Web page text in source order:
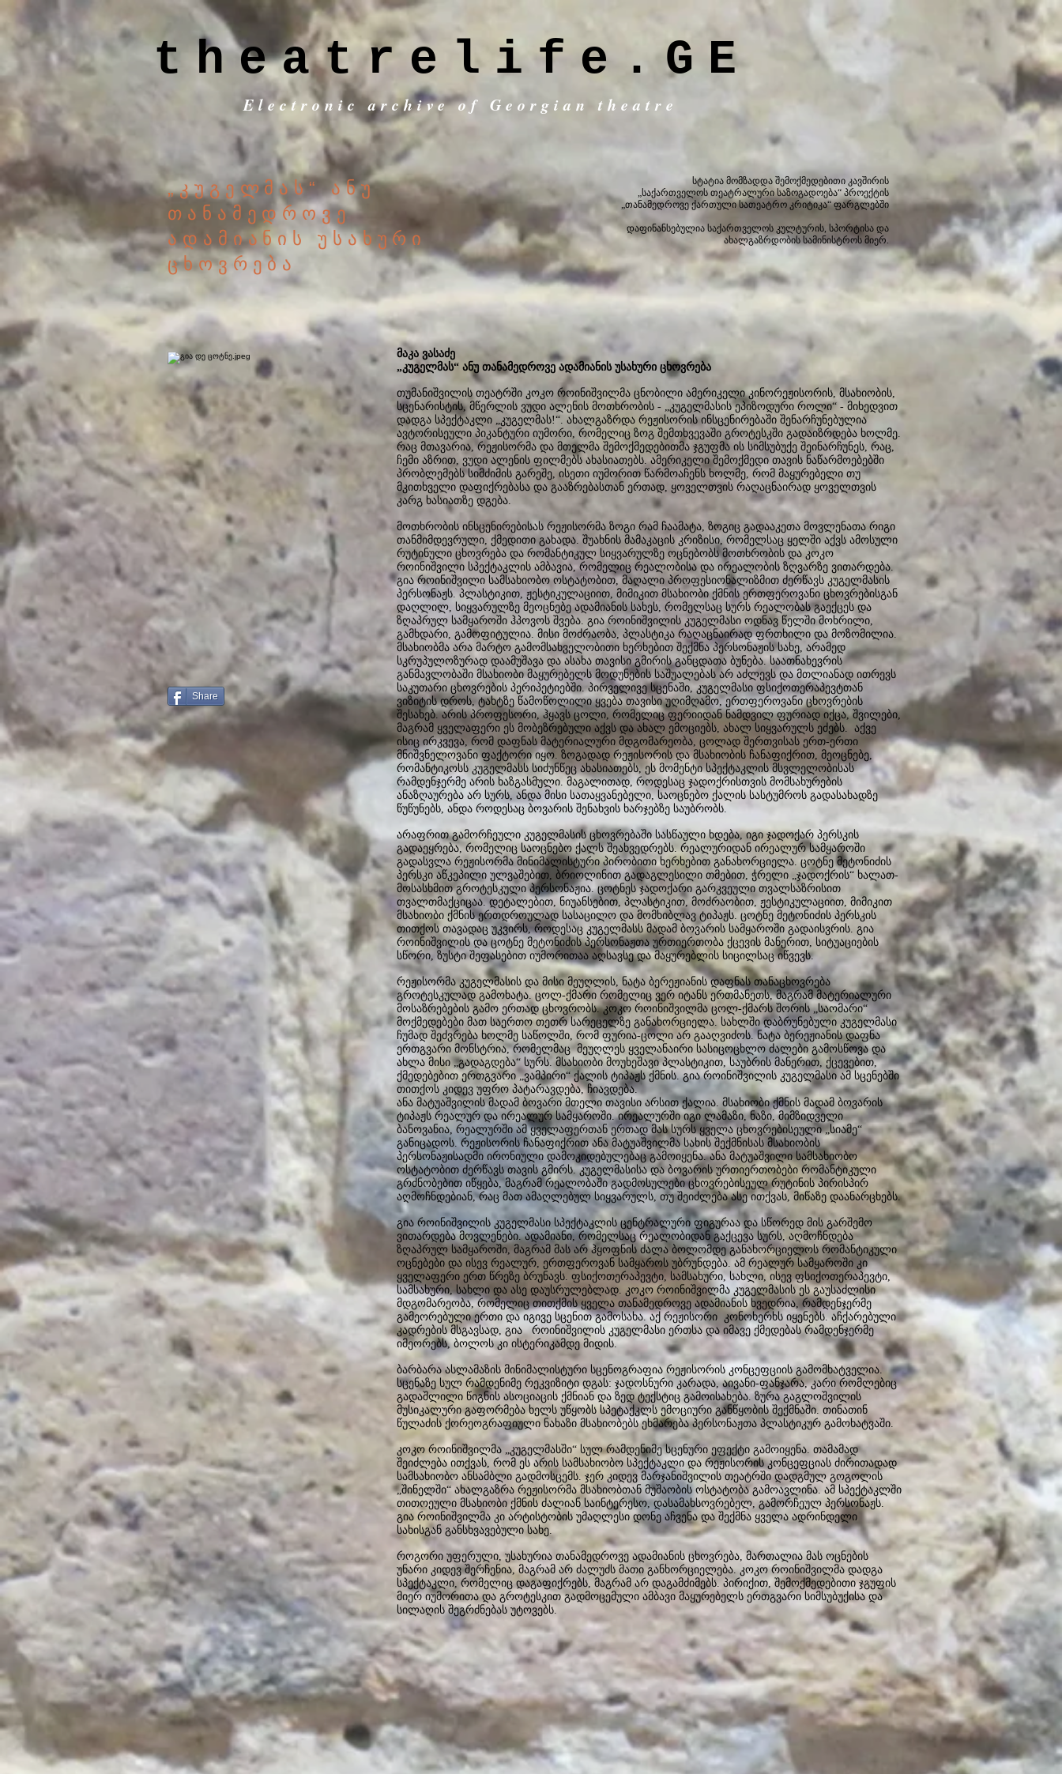
theatrelife.GE
Electronic archive of Georgian theatre
„კუგელმას“ ანუ
თანამედროვე
ადამიანის უსახური
ცხოვრება
სტატია მომზადდა შემოქმედებითი კავშირის
„საქართველოს თეატრალური საზოგადოება“ პროექტის
„თანამედროვე ქართული სათეატრო კრიტიკა“ ფარგლებში
დაფინანსებულია საქართველოს კულტურის, სპორტისა და
ახალგაზრდობის სამინისტროს მიერ.
Share
მაკა ვასაძე
„კუგელმას“ ანუ თანამედროვე ადამიანის უსახური ცხოვრება
თუმანიშვილის თეატრში კოკო როინიშვილმა ცნობილი ამერიკელი კინორეჟისორის, მსახიობის,
სცენარისტის, მწერლის ვუდი ალენის მოთხრობის - „კუგელმასის ეპიზოდური როლი“ - მიხედვით
დადგა სპექტაკლი „კუგელმას!“. ახალგაზრდა რეჟისორის ინსცენირებაში შენარჩუნებულია
ავტორისეული პიკანტური იუმორი, რომელიც ზოგ შემთხვევაში გროტესკში გადაიზრდება ხოლმე.
რაც მთავარია, რეჟისორმა და მთელმა შემოქმედებითმა ჯგუფმა ის სიმსუბუქე შეინარჩუნეს, რაც,
ჩემი აზრით, ვუდი ალენის ფილმებს ახასიათებს. ამერიკელი შემოქმედი თავის ნაწარმოებებში
პრობლემებს სიმძიმის გარეშე, ისეთი იუმორით წარმოაჩენს ხოლმე, რომ მაყურებელი თუ
მკითხველი დაფიქრებასა და გააზრებასთან ერთად, ყოველთვის რაღაცნაირად ყოველთვის
კარგ ხასიათზე დგება.
მოთხრობის ინსცენირებისას რეჟისორმა ზოგი რამ ჩაამატა, ზოგიც გადააკეთა მოვლენათა რიგი
თანმიმდევრული, ქმედითი გახადა. შუახნის მამაკაცის კრიზისი, რომელსაც ყელში აქვს ამოსული
რუტინული ცხოვრება და რომანტიკულ სიყვარულზე ოცნებობს მოთხრობის და კოკო
როინიშვილი სპექტაკლის ამბავია, რომელიც რეალობისა და ირეალობის ზღვარზე ვითარდება.
გია როინიშვილი სამსახიობო ოსტატობით, მაღალი პროფესიონალიზმით ძერწავს კუგელმასის
პერსონაჟს. პლასტიკით, ჟესტიკულაციით, მიმიკით მსახიობი ქმნის ერთფეროვანი ცხოვრებისგან
დაღლილ, სიყვარულზე მეოცნებე ადამიანის სახეს, რომელსაც სურს რეალობას გაექცეს და
ზღაპრულ სამყაროში ჰპოვოს შვება. გია როინიშვილის კუგელმასი ოდნავ წელში მოხრილი,
გამხდარი, გამოფიტულია. მისი მოძრაობა, პლასტიკა რაღაცნაირად ფრთხილი და მოზომილია.
მსახიობმა არა მარტო გამომსახველობითი ხერხებით შექმნა პერსონაჟის სახე, არამედ
სკრუპულოზურად დაამუშავა და ასახა თავისი გმირის განცდათა ბუნება. საათნახევრის
განმავლობაში მსახიობი მაყურებელს მოდუნების საშუალებას არ აძლევს და მთლიანად ითრევს
საკუთარი ცხოვრების პერიპეტიებში. პირველივე სცენაში, კუგელმასი ფსიქოთერაპევტთან
ვიზიტის დროს, ტახტზე წამოწოლილი ყვება თავისი უღიმღამო, ერთფეროვანი ცხოვრების
შესახებ. არის პროფესორი, ჰყავს ცოლი, რომელიც ფერიიდან ნამდვილ ფურიად იქცა, შვილები,
მაგრამ ყველაფერი ეს მობეზრებული აქვს და ახალ ემოციებს, ახალ სიყვარულს ეძებს. აქვე
ისიც ირკვევა, რომ დაფნას მატერიალური მდგომარეობა, ცოლად შერთვისას ერთ-ერთი
მნიშვნელოვანი ფაქტორი იყო. ზოგადად რეჟისორის და მსახიობის ჩანაფიქრით, მეოცნებე,
რომანტიკოსს კუგელმასს სიძუნწეც ახასიათებს, ეს მომენტი სპექტაკლის მსვლელობისას
რამდენჯერმე არის ხაზგასმული. მაგალითად, როდესაც ჯადოქრისთვის მომსახურების
ანაზღაურება არ სურს, ანდა მისი სათაყვანებელი, საოცნებო ქალის სასტუმროს გადასახადზე
წუწუნებს, ანდა როდესაც ბოვარის შენახვის ხარჯებზე საუბრობს.
არაფრით გამორჩეული კუგელმასის ცხოვრებაში სასწაული ხდება, იგი ჯადოქარ პერსკის
გადაეყრება, რომელიც საოცნებო ქალს შეახვედრებს. რეალურიდან ირეალურ სამყაროში
გადასვლა რეჟისორმა მინიმალისტური პირობითი ხერხებით განახორციელა. ცოტნე მეტონიძის
პერსკი აწკეპილი ულვაშებით, ბრიოლინით გადაგლესილი თმებით, ჭრელი „ჯადოქრის“ ხალათ-
მოსასხმით გროტესკული პერსონაჟია. ცოტნეს ჯადოქარი გარკვეული თვალსაზრისით
თვალთმაქციცაა. დეტალებით, ნიუანსებით, პლასტიკით, მოძრაობით, ჟესტიკულაციით, მიმიკით
მსახიობი ქმნის ერთდროულად სასაცილო და მომხიბლავ ტიპაჟს. ცოტნე მეტონიძის პერსკის
თითქოს თავადაც უკვირს, როდესაც კუგელმასს მადამ ბოვარის სამყაროში გადაისვრის. გია
როინიშვილის და ცოტნე მეტონიძის პერსონაჟთა ურთიერთობა ქცევის მანერით, სიტუაციების
სწორი, ზუსტი შეფასებით იუმორითაა აღსავსე და მაყურებლის სიცილსაც იწვევს.
რეჟისორმა კუგელმასის და მისი მეუღლის, ნატა ბერეჟიანის დაფნას თანაცხოვრება
გროტესკულად გამოხატა. ცოლ-ქმარი რომელიც ვერ იტანს ერთმანეთს, მაგრამ მატერიალური
მოსაზრებების გამო ერთად ცხოვრობს. კოკო როინიშვილმა ცოლ-ქმარს შორის „საომარი“
მოქმედებები მათ საერთო თეთრ სარეცელზე განახორციელა. სახლში დაბრუნებული კუგელმასი
ჩუმად შეძვრება ხოლმე საწოლში, რომ ფურია-ცოლი არ გააღვიძოს. ნატა ბერეჟიანის დაფნა
ერთგვარი მონსტრია, რომელმაც მეუღლეს ყველანაირი სასიცოცხლო ძალები გამოსწოვა და
ახლა მისი „გადაგდება“ სურს. მსახიობი მოუხეშავი პლასტიკით, საუბრის მანერით, ქცევებით,
ქმედებებით ერთგვარი „ვამპირი“ ქალის ტიპაჟს ქმნის. გია როინიშვილის კუგელმასი ამ სცენებში
თითქოს კიდევ უფრო პატარავდება, ჩიავდება.
ანა მატუაშვილის მადამ ბოვარი მთელი თავისი არსით ქალია. მსახიობი ქმნის მადამ ბოვარის
ტიპაჟს რეალურ და ირეალურ სამყაროში. ირეალურში იგი ლამაზი, ნაზი, მიმზიდველი
ბანოვანია, რეალურში ამ ყველაფერთან ერთად მას სურს ყველა ცხოვრებისეული „სიამე“
განიცადოს. რეჟისორის ჩანაფიქრით ანა მატუაშვილმა სახის შექმნისას მსახიობის
პერსონაჟისადმი ირონიული დამოკიდებულებაც გამოიყენა. ანა მატუაშვილი სამსახიობო
ოსტატობით ძერწავს თავის გმირს. კუგელმასისა და ბოვარის ურთიერთობები რომანტიკული
გრძნობებით იწყება, მაგრამ რეალობაში გადმოსულები ცხოვრებისეულ რუტინის პირისპირ
აღმოჩნდებიან, რაც მათ ამაღლებულ სიყვარულს, თუ შეიძლება ასე ითქვას, მიწაზე დაანარცხებს.
გია როინიშვილის კუგელმასი სპექტაკლის ცენტრალური ფიგურაა და სწორედ მის გარშემო
ვითარდება მოვლენები. ადამიანი, რომელსაც რეალობიდან გაქცევა სურს, აღმოჩნდება
ზღაპრულ სამყაროში, მაგრამ მას არ ჰყოფნის ძალა ბოლომდე განახორციელოს რომანტიკული
ოცნებები და ისევ რეალურ, ერთფეროვან სამყაროს უბრუნდება. ამ რეალურ სამყაროში კი
ყველაფერი ერთ წრეზე ბრუნავს. ფსიქოთერაპევტი, სამსახური, სახლი, ისევ ფსიქოთერაპევტი,
სამსახური, სახლი და ასე დაუსრულებლად. კოკო როინიშვილმა კუგელმასის ეს გაუსაძლისი
მდგომარეობა, რომელიც თითქმის ყველა თანამედროვე ადამიანის ხვედრია, რამდენჯერმე
გამეორებული ერთი და იგივე სცენით გამოსახა. აქ რეჟისორი კონოხერხს იყენებს. აჩქარებული
კადრების მსგავსად, გია როინიშვილის კუგელმასი ერთსა და იმავე ქმედებას რამდენჯერმე
იმეორებს, ბოლოს კი ისტერიკამდე მიდის.
ბარბარა ასლამაზის მინიმალისტური სცენოგრაფია რეჟისორის კონცეფციის გამომხატველია.
სცენაზე სულ რამდენიმე რეკვიზიტი დგას: ჯადოსნური კარადა, აივანი-ფანჯარა, კარი რომლებიც
გადაშლილი წიგნის ასოციაცის ქმნიან და ზედ ტექსტიც გამოისახება. ზურა გაგლოშვილის
მუსიკალური გაფორმება ხელს უწყობს სპეტაქკლს ემოციური განწყობის შექმნაში. თინათინ
წულაძის ქორეოგრაფიული ნახაზი მსახიობებს ეხმარება პერსონაჟთა პლასტიკურ გამოხატვაში.
კოკო როინიშვილმა „კუგელმასში“ სულ რამდენიმე სცენური ეფექტი გამოიყენა. თამამად
შეიძლება ითქვას, რომ ეს არის სამსახიობო სპექტაკლი და რეჟისორის კონცეფციას ძირითადად
სამსახიობო ანსამბლი გადმოსცემს. ჯერ კიდევ მარჯანიშვილის თეატრში დადგმულ გოგოლის
„შინელში“ ახალგაზრა რეჟისორმა მსახიობთან მუშაობის ოსტატობა გამოავლინა. ამ სპექტაკლში
თითოეული მსახიობი ქმნის ძალიან საინტერესო, დასამახსოვრებელ, გამორჩეულ პერსონაჟს.
გია როინიშვილმა კი არტისტობის უმაღლესი დონე აჩვენა და შექმნა ყველა ადრინდელი
სახისგან განსხვავებული სახე.
როგორი უფერული, უსახურია თანამედროვე ადამიანის ცხოვრება, მართალია მას ოცნების
უნარი კიდევ შერჩენია, მაგრამ არ ძალუძს მათი განხორციელება. კოკო როინიშვილმა დადგა
სპექტაკლი, რომელიც დაგაფიქრებს, მაგრამ არ დაგამძიმებს. პირიქით, შემოქმედებითი ჯგუფის
მიერ იუმორითა და გროტესკით გადმოცემული ამბავი მაყურებელს ერთგვარი სიმსუბუქისა და
სილაღის შეგრძნებას უტოვებს.